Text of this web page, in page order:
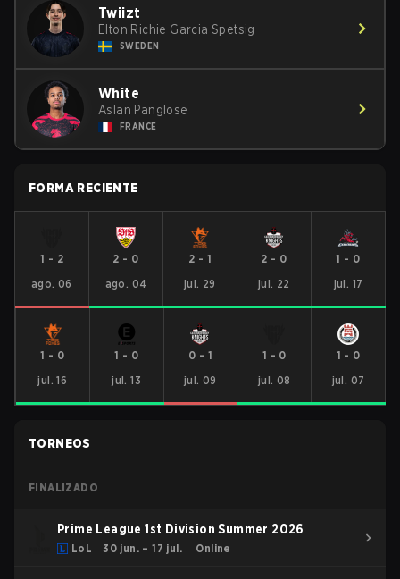
Twiizt
Elton Richie Garcia Spetsig
SWEDEN
White
Aslan Panglose
FRANCE
FORMA RECIENTE
1 - 2
ago. 06
2 - 0
ago. 04
2 - 1
jul. 29
2 - 0
jul. 22
1 - 0
jul. 17
1 - 0
jul. 16
1 - 0
jul. 13
0 - 1
jul. 09
1 - 0
jul. 08
1 - 0
jul. 07
TORNEOS
FINALIZADO
Prime League 1st Division Summer 2026
LoL 30 jun. – 17 jul. Online